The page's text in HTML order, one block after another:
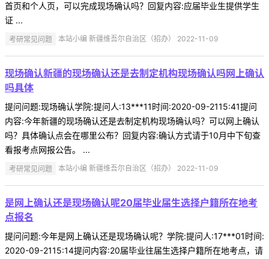
首页和个人页，可以完成现场确认吗？回复内容:应届毕业生提供学生
证 ...
考研常见问题 本站小编 新疆维吾尔自治区（招办） 2022-11-09
现场确认新疆的现场确认还是去制定机构现场确认吗网上确认
吗具体
提问问题:现场确认学院:提问人:13***11时间:2020-09-2115:41提问
内容:今年新疆的现场确认还是去制定机构现场确认吗？可以网上确认
吗？具体确认点会在哪里公布？回复内容:确认方式请于10月中下旬查
看报考点网报公告。 ...
考研常见问题 本站小编 新疆维吾尔自治区（招办） 2022-11-09
是网上确认还是现场确认呢20届毕业届生选择户籍所在地考
点报名
提问问题:今年是网上确认还是现场确认呢？学院:提问人:17***01时间:
2020-09-2115:14提问内容:20届毕业往届生选择户籍所在地考点，请